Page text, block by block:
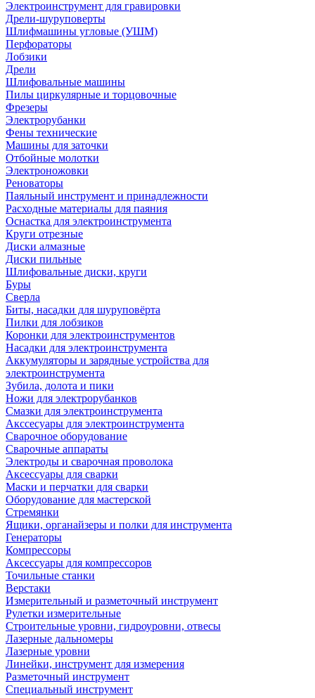
Электроинструмент для гравировки
Дрели-шуруповерты
Шлифмашины угловые (УШМ)
Перфораторы
Лобзики
Дрели
Шлифовальные машины
Пилы циркулярные и торцовочные
Фрезеры
Электрорубанки
Фены технические
Машины для заточки
Отбойные молотки
Электроножовки
Реноваторы
Паяльный инструмент и принадлежности
Расходные материалы для паяния
Оснастка для электроинструмента
Круги отрезные
Диски алмазные
Диски пильные
Шлифовальные диски, круги
Буры
Сверла
Биты, насадки для шуруповёрта
Пилки для лобзиков
Коронки для электроинструментов
Насадки для электроинструмента
Аккумуляторы и зарядные устройства для
электроинструмента
Зубила, долота и пики
Ножи для электрорубанков
Смазки для электроинструмента
Акссесуары для электроинструмента
Сварочное оборудование
Сварочные аппараты
Электроды и сварочная проволока
Аксессуары для сварки
Маски и перчатки для сварки
Оборудование для мастерской
Стремянки
Ящики, органайзеры и полки для инструмента
Генераторы
Компрессоры
Аксессуары для компрессоров
Точильные станки
Верстаки
Измерительный и разметочный инструмент
Рулетки измерительные
Строительные уровни, гидроуровни, отвесы
Лазерные дальномеры
Лазерные уровни
Линейки, инструмент для измерения
Разметочный инструмент
Специальный инструмент